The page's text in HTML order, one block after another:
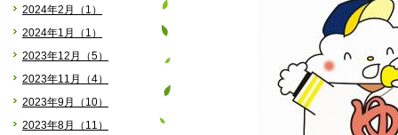
2024年2月（1）
2024年1月（1）
2023年12月（5）
2023年11月（4）
2023年9月（10）
2023年8月（11）